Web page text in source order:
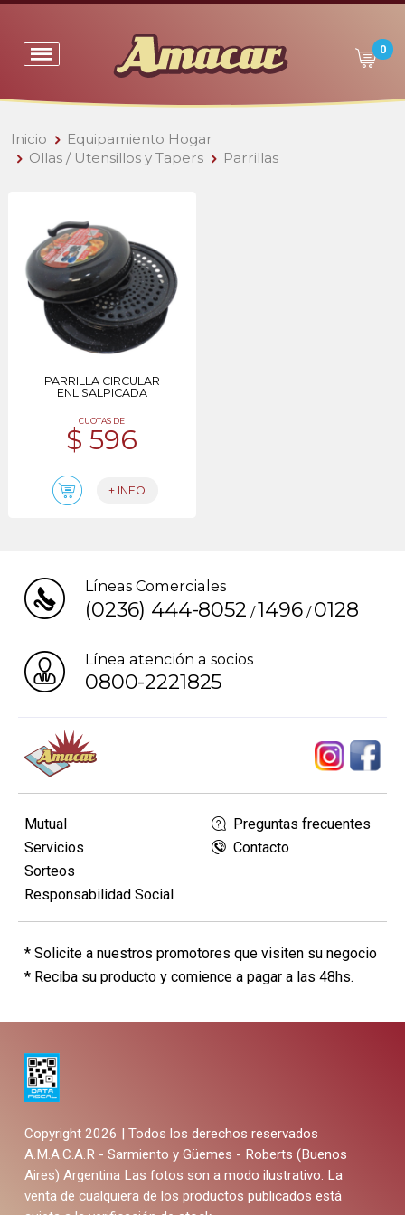
0
Inicio
Equipamiento Hogar
Ollas / Utensillos y Tapers
Parrillas
PARRILLA CIRCULAR
ENL.SALPICADA
CUOTAS DE
$ 596
+ INFO
Líneas Comerciales
(0236) 444-8052 /1496/0128
Línea atención a socios
0800-2221825
Mutual
Servicios
Sorteos
Responsabilidad Social
Preguntas frecuentes
Contacto
* Solicite a nuestros promotores que visiten su negocio
* Reciba su producto y comience a pagar a las 48hs.
Copyright 2026 | Todos los derechos reservados
A.M.A.C.A.R - Sarmiento y Güemes - Roberts (Buenos
Aires) Argentina Las fotos son a modo ilustrativo. La
venta de cualquiera de los productos publicados está